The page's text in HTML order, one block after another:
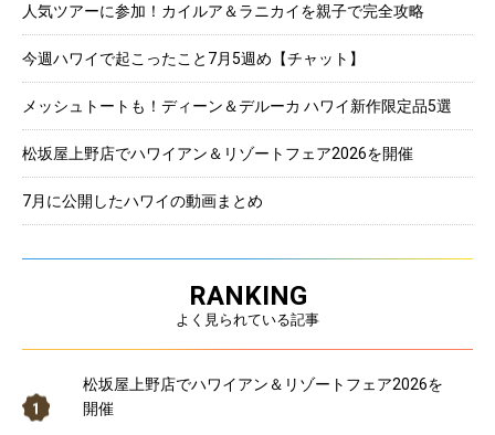
人気ツアーに参加！カイルア＆ラニカイを親子で完全攻略
今週ハワイで起こったこと7月5週め【チャット】
メッシュトートも！ディーン＆デルーカ ハワイ新作限定品5選
松坂屋上野店でハワイアン＆リゾートフェア2026を開催
7月に公開したハワイの動画まとめ
RANKING
よく見られている記事
松坂屋上野店でハワイアン＆リゾートフェア2026を
開催